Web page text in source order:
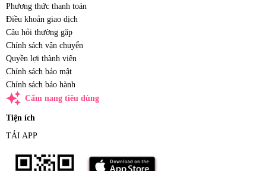
Phương thức thanh toán
Điều khoản giao dịch
Câu hỏi thường gặp
Chính sách vận chuyển
Quyền lợi thành viên
Chính sách bảo mật
Chính sách bảo hành
auto_awesome Cẩm nang tiêu dùng
Tiện ích
TẢI APP